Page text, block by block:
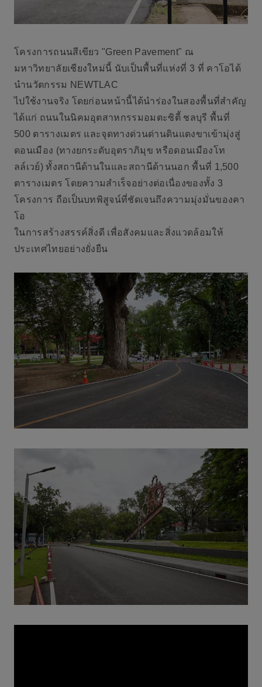
โครงการถนนสีเขียว "Green Pavement" ณ
มหาวิทยาลัยเชียงใหม่นี้ นับเป็นพื้นที่แห่งที่ 3 ที่ คาโอได้
นำนวัตกรรม NEWTLAC
ไปใช้งานจริง โดยก่อนหน้านี้ได้นำร่องในสองพื้นที่สำคัญ
ได้แก่ ถนนในนิคมอุตสาหกรรมอมตะซิตี้ ชลบุรี พื้นที่
500 ตารางเมตร และจุดทางด่วนด่านดินแดงขาเข้ามุ่งสู่
ดอนเมือง (ทางยกระดับอุตราภิมุข หรือดอนเมืองโท
ลล์เวย์) ทั้งสถานีด้านในและสถานีด้านนอก พื้นที่ 1,500
ตารางเมตร โดยความสำเร็จอย่างต่อเนื่องของทั้ง 3
โครงการ ถือเป็นบทพิสูจน์ที่ชัดเจนถึงความมุ่งมั่นของคา
โอ
ในการสร้างสรรค์สิ่งดี เพื่อสังคมและสิ่งแวดล้อมให้
ประเทศไทยอย่างยั่งยืน